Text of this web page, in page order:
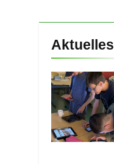
Aktuelles